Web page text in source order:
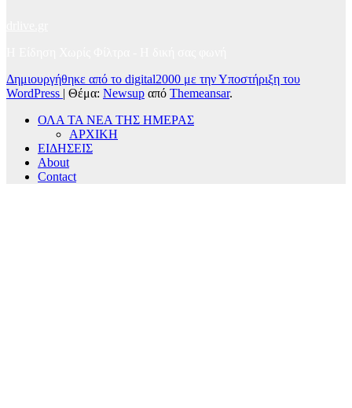
Δημιουργήθηκε από το digital2000 με την Υποστήριξη του
WordPress | Θέμα: Newsup από Themeansar.
ΟΛΑ ΤΑ ΝΕΑ ΤΗΣ ΗΜΕΡΑΣ
ΑΡΧΙΚΗ
ΕΙΔΗΣΕΙΣ
About
Contact